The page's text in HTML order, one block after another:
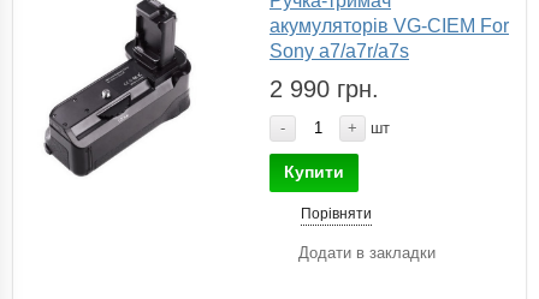
акумуляторів VG-CIEM For
Sony a7/a7r/a7s
2 990 грн.
- + шт
Купити
Порівняти
Додати в закладки